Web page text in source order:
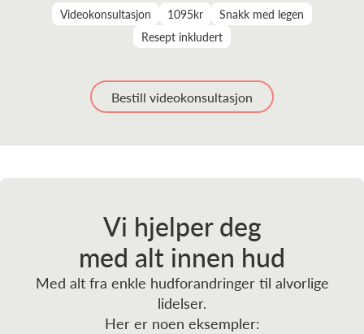
Videokonsultasjon 1095kr
Snakk med legen
Resept inkludert
Bestill videokonsultasjon
Vi hjelper deg
med alt innen hud
Med alt fra enkle hudforandringer til alvorlige
lidelser.
Her er noen eksempler: